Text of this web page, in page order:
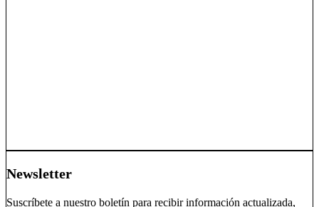
Newsletter
Suscríbete a nuestro boletín para recibir información actualizada,